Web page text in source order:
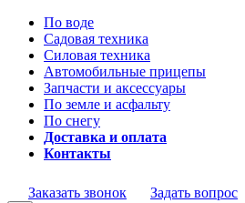
По воде
Садовая техника
Силовая техника
Автомобильные прицепы
Запчасти и аксессуары
По земле и асфальту
По снегу
Доставка и оплата
Контакты
Заказать звонок Задать вопрос